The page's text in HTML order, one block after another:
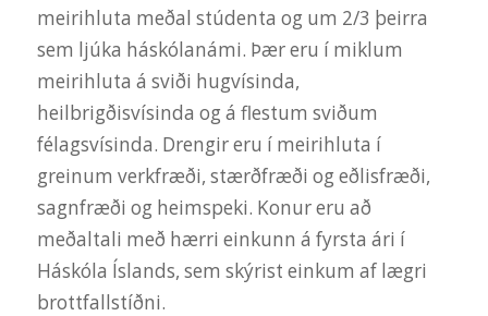
meirihluta meðal stúdenta og um 2/3 þeirra
sem ljúka háskólanámi. Þær eru í miklum
meirihluta á sviði hugvísinda,
heilbrigðisvísinda og á flestum sviðum
félagsvísinda. Drengir eru í meirihluta í
greinum verkfræði, stærðfræði og eðlisfræði,
sagnfræði og heimspeki. Konur eru að
meðaltali með hærri einkunn á fyrsta ári í
Háskóla Íslands, sem skýrist einkum af lægri
brottfallstíðni.